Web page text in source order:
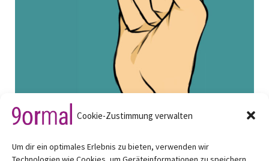
Cookie-Zustimmung verwalten
Um dir ein optimales Erlebnis zu bieten, verwenden wir
Geschäftskonferenzen, zweisprachig deutsch |